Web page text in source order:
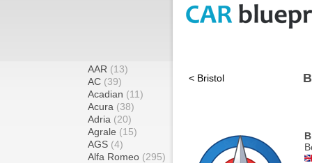
AAR (13)
AC (39)
Acadian (11)
Acura (38)
Adria (20)
Agrale (15)
AGS (4)
Alfa Romeo (295)
< Bristol